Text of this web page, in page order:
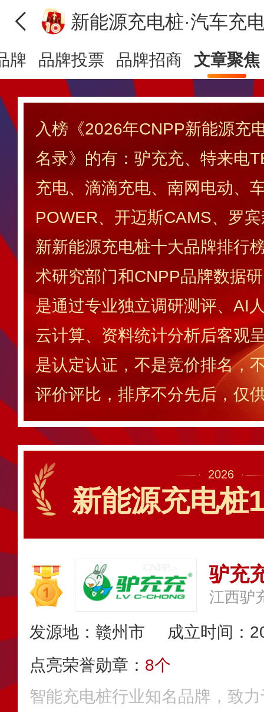
新能源充电桩·汽车充
牌 品牌投票 品牌招商 文章聚焦
入榜《2026年CNPP新能源充
名录》的有：驴充充、特来电
充电、滴滴充电、南网电动、
POWER、开迈斯CAMS、罗
新新能源充电桩十大品牌排行
术研究部门和CNPP品牌数据
是通过专业独立调研测评、AI
云计算、资料统计分析后客观
是认定认证，不是竞价排名，
评价评比，排序不分先后，仅
2026
新能源充电桩
驴充
发源地：赣州市
成立时间：
点亮荣誉勋章： 8个
智能充电桩行业知名品牌，致